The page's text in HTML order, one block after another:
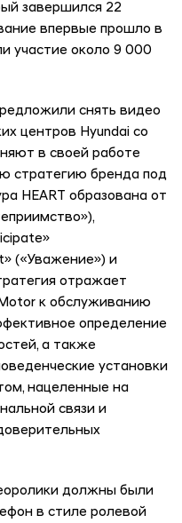
завершился 22
впервые прошло в
участие около 9 000
снять видео
центров Hyundai со
в своей работе
стратегию бренда под
HEART образована от
(«Уважение») и
отражает
к обслуживанию
определение
а также
установки
нацеленные на
связи и
должны были
в стиле ролевой